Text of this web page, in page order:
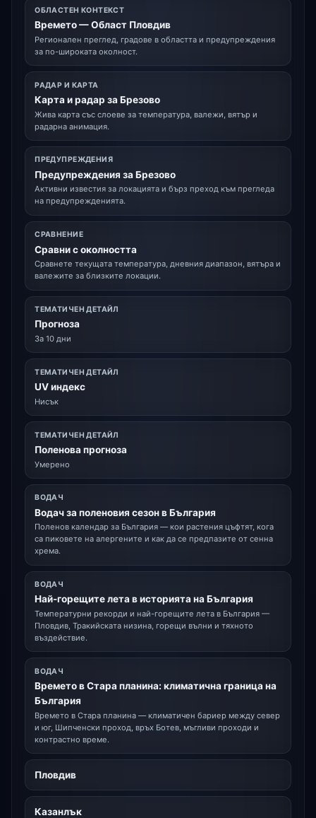
ОБЛАСТЕН КОНТЕКСТ
Времето — Област Пловдив
Регионален преглед, градове в областта и предупреждения
за по-широката околност.
РАДАР И КАРТА
Карта и радар за Брезово
Жива карта със слоеве за температура, валежи, вятър и
радарна анимация.
ПРЕДУПРЕЖДЕНИЯ
Предупреждения за Брезово
Активни известия за локацията и бърз преход към прегледа
на предупрежденията.
СРАВНЕНИЕ
Сравни с околността
Сравнете текущата температура, дневния диапазон, вятъра и
валежите за близките локации.
ТЕМАТИЧЕН ДЕТАЙЛ
Прогноза
За 10 дни
ТЕМАТИЧЕН ДЕТАЙЛ
UV индекс
Нисък
ТЕМАТИЧЕН ДЕТАЙЛ
Поленова прогноза
Умерено
ВОДАЧ
Водач за поленовия сезон в България
Поленов календар за България — кои растения цъфтят, кога
са пиковете на алергените и как да се предпазите от сенна
хрема.
ВОДАЧ
Най-горещите лета в историята на България
Температурни рекорди и най-горещите лета в България —
Пловдив, Тракийската низина, горещи вълни и тяхното
въздействие.
ВОДАЧ
Времето в Стара планина: климатична граница на
България
Времето в Стара планина — климатичен бариер между север
и юг, Шипченски проход, връх Ботев, мъгливи проходи и
контрастно време.
Пловдив
Казанлък